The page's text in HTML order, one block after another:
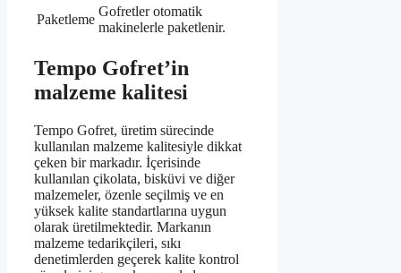
Paketleme
Gofretler otomatik
makinelerle paketlenir.
Tempo Gofret’in
malzeme kalitesi
Tempo Gofret, üretim sürecinde
kullanılan malzeme kalitesiyle dikkat
çeken bir markadır. İçerisinde
kullanılan çikolata, bisküvi ve diğer
malzemeler, özenle seçilmiş ve en
yüksek kalite standartlarına uygun
olarak üretilmektedir. Markanın
malzeme tedarikçileri, sıkı
denetimlerden geçerek kalite kontrol